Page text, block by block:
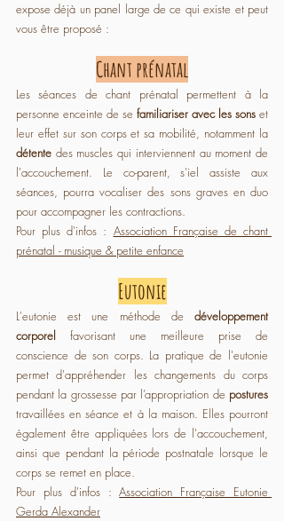
expose déjà un panel large de ce qui existe et peut
vous être proposé :
Chant prénatal
Les séances de chant prénatal permettent à la
personne enceinte de se familiariser avec les sons et
détente des muscles qui interviennent au moment de
l'accouchement. Le co-parent, s'iel assiste aux
séances, pourra vocaliser des sons graves en duo
pour accompagner les contractions.
Pour plus d'infos : Association Française de chant
prénatal - musique & petite enfance
Eutonie
L'eutonie est une méthode de développement
corporel
favorisant une meilleure prise de
conscience de son corps. La pratique de l'eutonie
permet d'appréhender les changements du corps
pendant la grossesse par l’appropriation de
travaillées en séance et à la maison. Elles pourront
également être appliquées lors de l'accouchement,
ainsi que pendant la période postnatale lorsque le
corps se remet en place.
Pour plus d'infos : Association Française Eutonie
Gerda Alexander